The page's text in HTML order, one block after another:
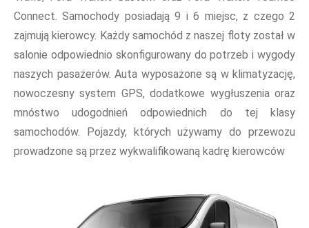
Connect. Samochody posiadają 9 i 6 miejsc, z czego 2
zajmują kierowcy. Każdy samochód z naszej floty został w
salonie odpowiednio skonfigurowany do potrzeb i wygody
naszych pasażerów. Auta wyposażone są w klimatyzację,
nowoczesny system GPS, dodatkowe wygłuszenia oraz
mnóstwo udogodnień odpowiednich do tej klasy
samochodów. Pojazdy, których używamy do przewozu
prowadzone są przez wykwalifikowaną kadrę kierowców